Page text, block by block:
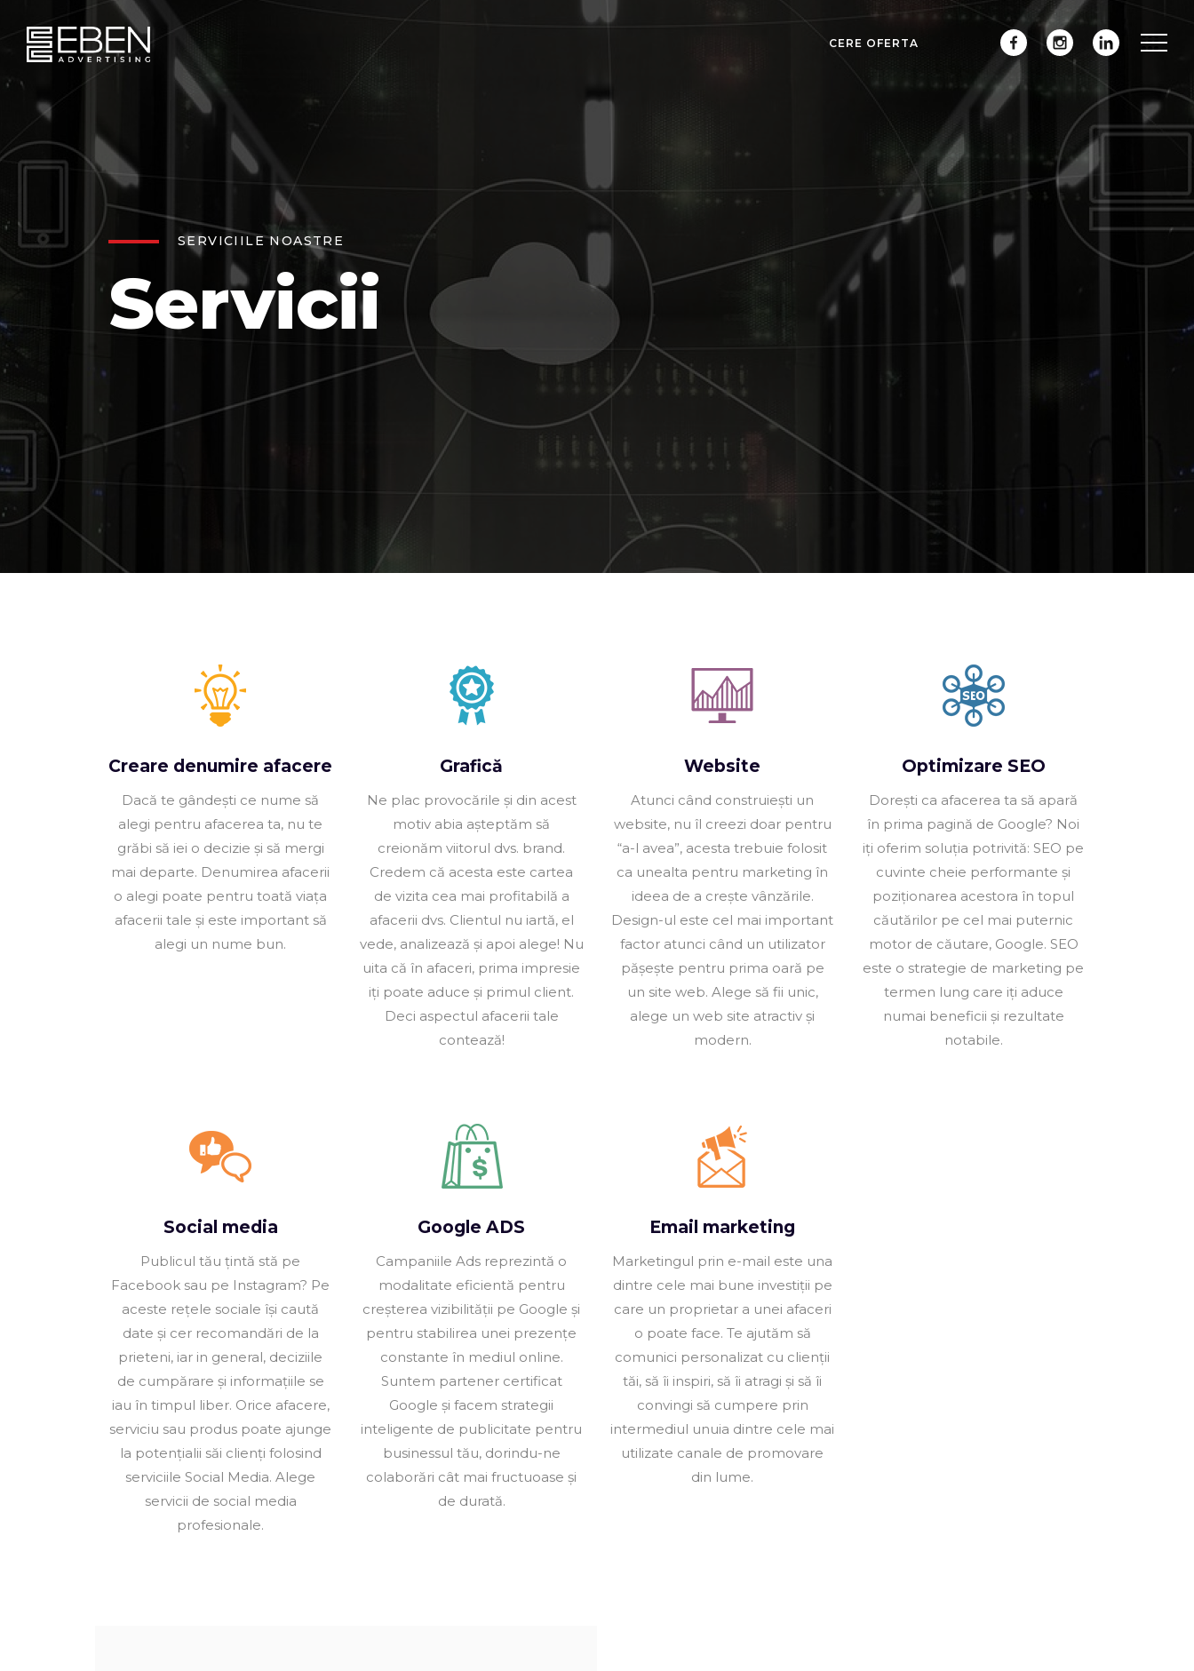
CERE OFERTA
SERVICIILE NOASTRE
Servicii
Creare denumire afacere
Dacă te gândești ce nume să
alegi pentru afacerea ta, nu te
grăbi să iei o decizie și să mergi
mai departe. Denumirea afacerii
o alegi poate pentru toată viața
afacerii tale și este important să
alegi un nume bun.
Grafică
Ne plac provocările și din acest
motiv abia așteptăm să
creionăm viitorul dvs. brand.
Credem că acesta este cartea
de vizita cea mai profitabilă a
afacerii dvs. Clientul nu iartă, el
vede, analizează și apoi alege! Nu
uita că în afaceri, prima impresie
iți poate aduce și primul client.
Deci aspectul afacerii tale
contează!
Website
Atunci când construiești un
website, nu îl creezi doar pentru
“a-l avea”, acesta trebuie folosit
ca unealta pentru marketing în
ideea de a crește vânzările.
Design-ul este cel mai important
factor atunci când un utilizator
pășește pentru prima oară pe
un site web. Alege să fii unic,
alege un web site atractiv și
modern.
Optimizare SEO
Dorești ca afacerea ta să apară
în prima pagină de Google? Noi
iți oferim soluția potrivită: SEO pe
cuvinte cheie performante și
poziționarea acestora în topul
căutărilor pe cel mai puternic
motor de căutare, Google. SEO
este o strategie de marketing pe
termen lung care iți aduce
numai beneficii și rezultate
notabile.
Social media
Publicul tău țintă stă pe
Facebook sau pe Instagram? Pe
aceste rețele sociale își caută
date și cer recomandări de la
prieteni, iar in general, deciziile
de cumpărare și informațiile se
iau în timpul liber. Orice afacere,
serviciu sau produs poate ajunge
la potențialii săi clienți folosind
serviciile Social Media. Alege
servicii de social media
profesionale.
Google ADS
Campaniile Ads reprezintă o
modalitate eficientă pentru
creșterea vizibilității pe Google și
pentru stabilirea unei prezențe
constante în mediul online.
Suntem partener certificat
Google și facem strategii
inteligente de publicitate pentru
businessul tău, dorindu-ne
colaborări cât mai fructuoase și
de durată.
Email marketing
Marketingul prin e-mail este una
dintre cele mai bune investiții pe
care un proprietar a unei afaceri
o poate face. Te ajutăm să
comunici personalizat cu clienții
tăi, să îi inspiri, să îi atragi și să îi
convingi să cumpere prin
intermediul unuia dintre cele mai
utilizate canale de promovare
din lume.